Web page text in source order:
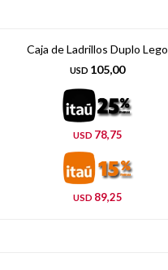
Caja de Ladrillos Duplo Lego
USD 105,00
USD 78,75
USD 89,25